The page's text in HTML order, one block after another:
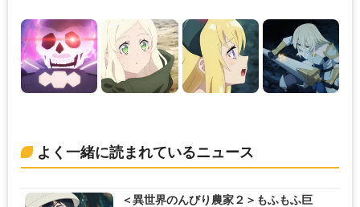
よく一緒に読まれているニュース
＜異世界のんびり農家２＞もふもふ巨